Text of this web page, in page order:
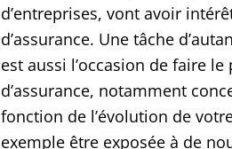
d’entreprises, vont avoir
d’assurance. Une tâche
est aussi l’occasion de faire
d’assurance, notamment
fonction de l’évolution de
exemple être exposée à de